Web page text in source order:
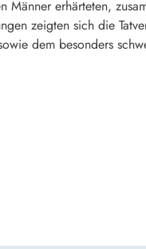
Männer erhärteten,
zeigten sich die
dem besonders